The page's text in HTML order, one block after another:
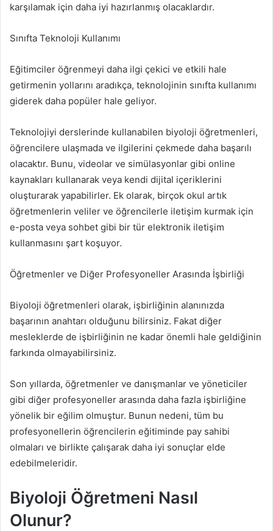
karşılamak için daha iyi hazırlanmış olacaklardır.
Sınıfta Teknoloji Kullanımı
Eğitimciler öğrenmeyi daha ilgi çekici ve etkili hale
getirmenin yollarını aradıkça, teknolojinin sınıfta kullanımı
giderek daha popüler hale geliyor.
Teknolojiyi derslerinde kullanabilen biyoloji öğretmenleri,
öğrencilere ulaşmada ve ilgilerini çekmede daha başarılı
olacaktır. Bunu, videolar ve simülasyonlar gibi online
kaynakları kullanarak veya kendi dijital içeriklerini
oluşturarak yapabilirler. Ek olarak, birçok okul artık
öğretmenlerin veliler ve öğrencilerle iletişim kurmak için
e-posta veya sohbet gibi bir tür elektronik iletişim
kullanmasını şart koşuyor.
Öğretmenler ve Diğer Profesyoneller Arasında İşbirliği
Biyoloji öğretmenleri olarak, işbirliğinin alanınızda
başarının anahtarı olduğunu bilirsiniz. Fakat diğer
mesleklerde de işbirliğinin ne kadar önemli hale geldiğinin
farkında olmayabilirsiniz.
Son yıllarda, öğretmenler ve danışmanlar ve yöneticiler
gibi diğer profesyoneller arasında daha fazla işbirliğine
yönelik bir eğilim olmuştur. Bunun nedeni, tüm bu
profesyonellerin öğrencilerin eğitiminde pay sahibi
olmaları ve birlikte çalışarak daha iyi sonuçlar elde
edebilmeleridir.
Biyoloji Öğretmeni Nasıl
Olunur?